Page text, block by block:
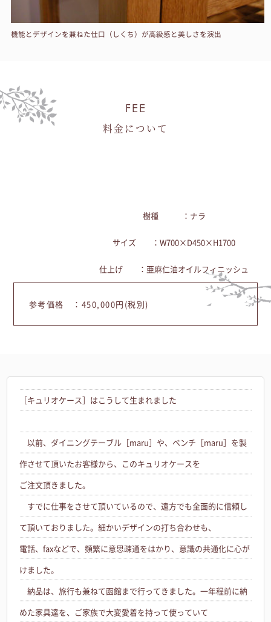
機能とデザインを兼ねた仕口（しくち）が高級感と美しさを演出
FEE
料金について
樹種 ：ナラ
サイズ ：W700×D450×H1700
仕上げ ：亜麻仁油オイルフィニッシュ
参考価格 ：450,000円(税別)
［キュリオケース］はこうして生まれました
以前、ダイニングテーブル［maru］や、ベンチ［maru］を製
作させて頂いたお客様から、このキュリオケースを
ご注文頂きました。
すでに仕事をさせて頂いているので、遠方でも全面的に信頼し
て頂いておりました。細かいデザインの打ち合わせも、
電話、faxなどで、頻繁に意思疎通をはかり、意識の共通化に心が
けました。
納品は、旅行も兼ねて函館まで行ってきました。一年程前に納
めた家具達を、ご家族で大変愛着を持って使っていて